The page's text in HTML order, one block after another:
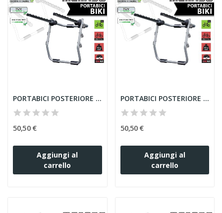
PORTABICI POSTERIORE MENABO BIKI ACCIAIO SILVER...
50,50 €
Aggiungi al
carrello
PORTABICI POSTERIORE MENABO BIKI 3 BICI PER...
50,50 €
Aggiungi al
carrello